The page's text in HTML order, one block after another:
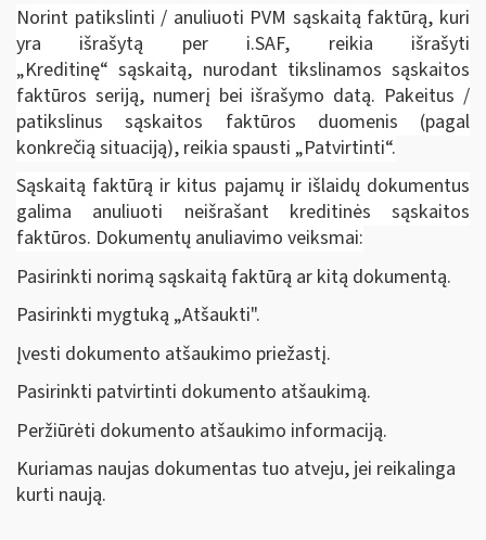
Norint patikslinti / anuliuoti PVM sąskaitą faktūrą, kuri
yra išrašytą per i.SAF, reikia išrašyti
„Kreditinę“ sąskaitą, nurodant tikslinamos sąskaitos
faktūros seriją, numerį bei išrašymo datą. Pakeitus /
patikslinus sąskaitos faktūros duomenis (pagal
konkrečią situaciją), reikia spausti „Patvirtinti“.
Sąskaitą faktūrą ir kitus pajamų ir išlaidų dokumentus
galima anuliuoti neišrašant kreditinės sąskaitos
faktūros. Dokumentų anuliavimo veiksmai:
Pasirinkti norimą sąskaitą faktūrą ar kitą dokumentą.
Pasirinkti mygtuką „Atšaukti".
Įvesti dokumento atšaukimo priežastį.
Pasirinkti patvirtinti dokumento atšaukimą.
Peržiūrėti dokumento atšaukimo informaciją.
Kuriamas naujas dokumentas tuo atveju, jei reikalinga
kurti naują.